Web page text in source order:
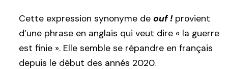
Cette expression synonyme de ouf !provient
d’une phrase en anglais qui veut dire « la guerre
est finie ». Elle semble se répandre en français
depuis le début des annés 2020.